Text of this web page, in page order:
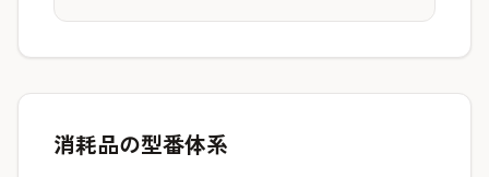
消耗品の型番体系